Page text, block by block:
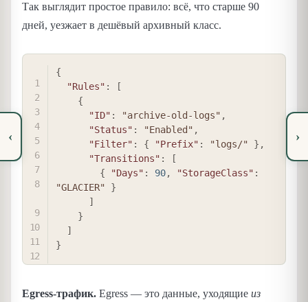
‹
Так выглядит простое правило: всё, что старше 90
дней, уезжает в дешёвый архивный класс.
{
"Rules" :
[
{
"ID" : "archive-old-logs" ,
"Status" : "Enabled" ,
"Filter" : { "Prefix" : "logs/" } ,
"Transitions" :
[
{
"Days" : 90, "StorageClass" :
"GLACIER"
}
]
}
]
}
Egress-трафик. Egress — это данные, уходящие из
›